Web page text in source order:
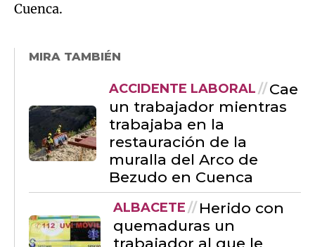
Cuenca.
MIRA TAMBIÉN
ACCIDENTE LABORAL
Cae
un trabajador mientras
trabajaba en la
restauración de la
muralla del Arco de
Bezudo en Cuenca
ALBACETE
Herido con
quemaduras un
trabajador al que le